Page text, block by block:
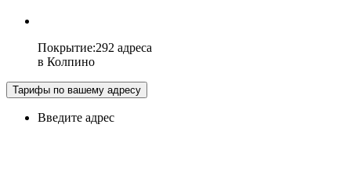
Покрытие:292 адреса
в Колпино
Тарифы по вашему адресу
Введите адрес